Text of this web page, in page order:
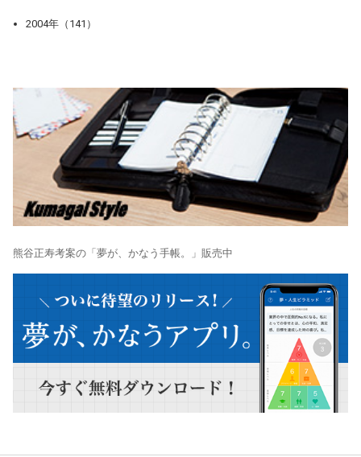
2004年（141）
熊谷正寿考案の「夢が、かなう手帳。」販売中